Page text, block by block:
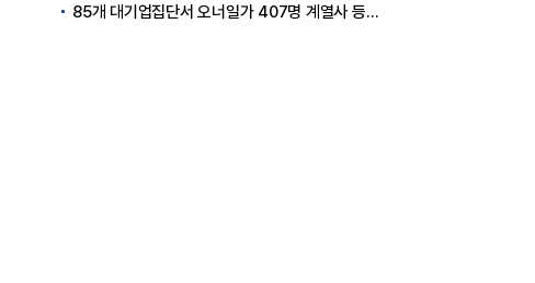
85개 대기업집단서 오너일가 407명 계열사 등기임원 등재